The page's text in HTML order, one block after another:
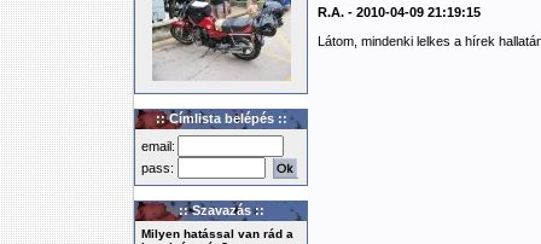
:: Címlista belépés ::
email:
pass:
:: Szavazás ::
Milyen hatással van rád a
R.A. - 2010-04-09 21:19:15
Látom, mindenki lelkes a hírek